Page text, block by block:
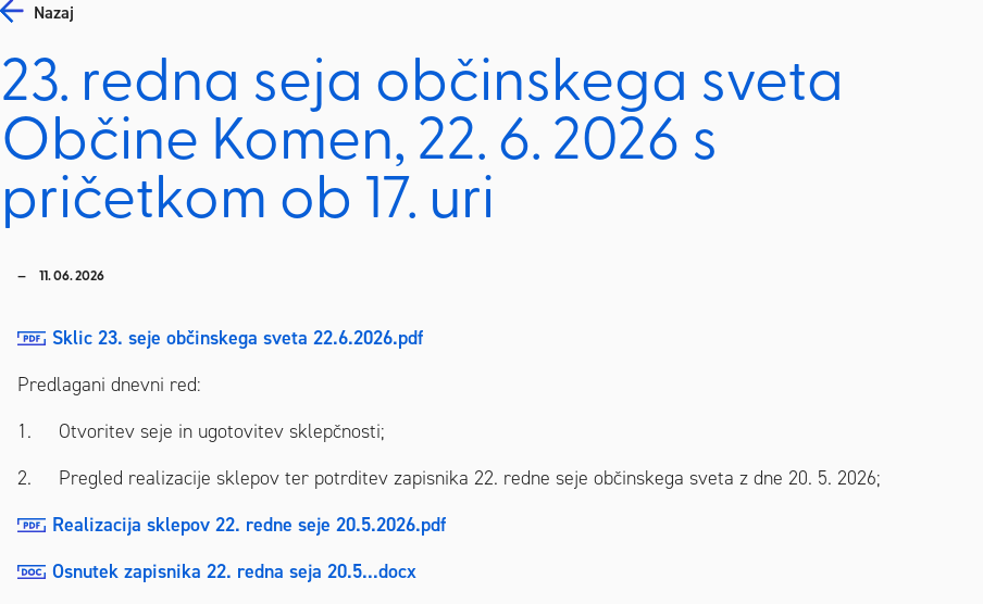
Nazaj
23. redna seja občinskega sveta
Občine Komen, 22. 6. 2026 s
pričetkom ob 17. uri
11. 06. 2026
Sklic 23. seje občinskega sveta 22.6.2026.pdf
Predlagani dnevni red:
1. Otvoritev seje in ugotovitev sklepčnosti;
2. Pregled realizacije sklepov ter potrditev zapisnika 22. redne seje občinskega sveta z dne 20. 5. 2026;
Realizacija sklepov 22. redne seje 20.5.2026.pdf
Osnutek zapisnika 22. redna seja 20.5...docx